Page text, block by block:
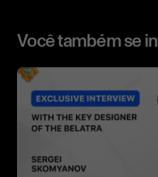
Você também se